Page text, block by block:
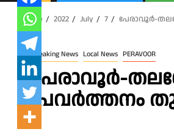
Home 2022 July 7 പേരാവൂർ-
Breaking News Local News PERAVOOR
പേരാവൂർ-
പ്രവർത്തനം